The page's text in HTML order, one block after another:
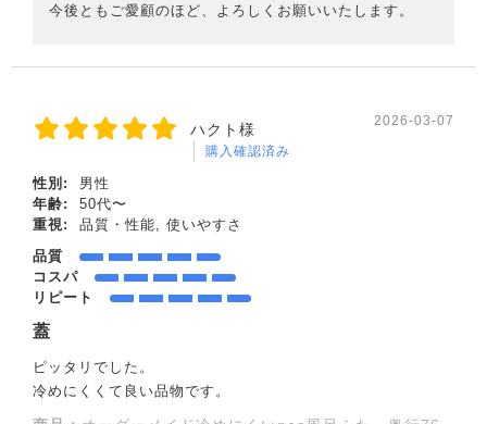
今後ともご愛顧のほど、よろしくお願いいたします。
ハクト様
購入確認済み
2026-03-07
性別:
男性
年齢:
50代〜
重視:
品質・性能, 使いやすさ
品質
コスパ
リピート
蓋
ピッタリでした。
冷めにくくて良い品物です。